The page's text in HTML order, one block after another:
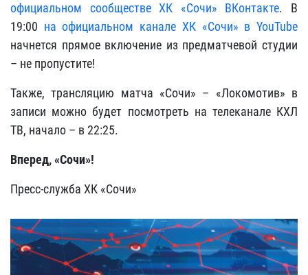
официальном сообществе ХК «Сочи» ВКонтакте. В
19:00 на официальном канале ХК «Сочи» в YouTube
начнется прямое включение из предматчевой студии
– не пропустите!
Также, трансляцию матча «Сочи» – «Локомотив» в
записи можно будет посмотреть на телеканале КХЛ
ТВ, начало – в 22:25.
Вперед, «Сочи»!
Пресс-служба ХК «Сочи»